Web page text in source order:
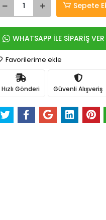
Sepete
WHATSAPP İLE SİPARİŞ VER
Favorilerime ekle
Hızlı Gönderi Güvenli Alışveriş